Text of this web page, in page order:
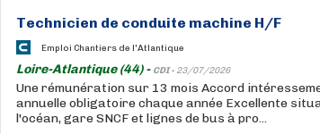
Technicien de conduite machine H/F
Emploi Chantiers de l'Atlantique
Loire-Atlantique (44) - CDI - 23/07/2026
Une rémunération sur 13 mois Accord
annuelle obligatoire chaque année Excellente
l'océan, gare SNCF et lignes de bus à pro...